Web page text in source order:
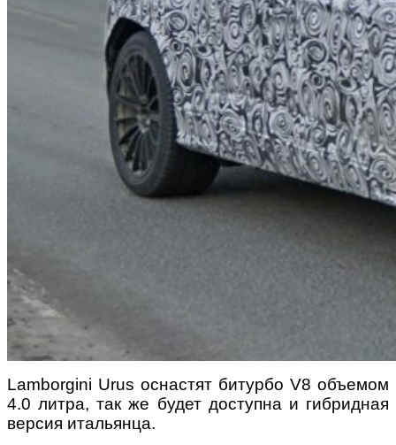
Lamborgini Urus оснастят битурбо V8 объемом
4.0 литра, так же будет доступна и гибридная
версия итальянца.